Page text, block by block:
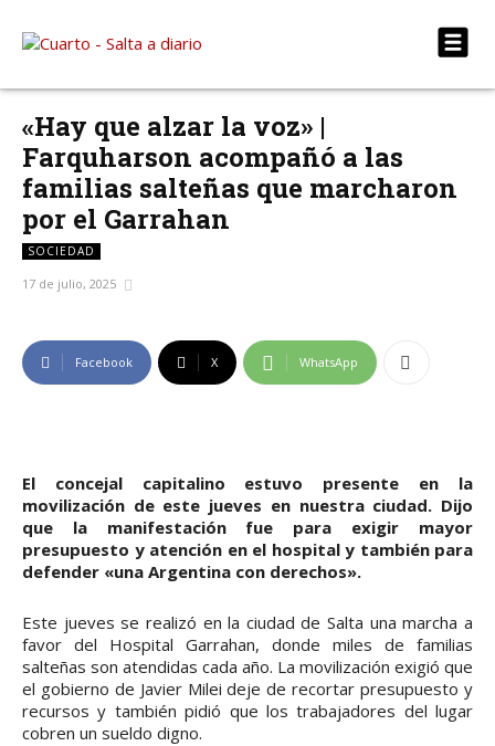
«Hay que alzar la voz» |
Farquharson acompañó a las
familias salteñas que marcharon
por el Garrahan
SOCIEDAD
17 de julio, 2025
Facebook X WhatsApp
El concejal capitalino estuvo presente en la
movilización de este jueves en nuestra ciudad. Dijo
que la manifestación fue para exigir mayor
presupuesto y atención en el hospital y también para
defender «una Argentina con derechos».
Este jueves se realizó en la ciudad de Salta una marcha a
favor del Hospital Garrahan, donde miles de familias
salteñas son atendidas cada año. La movilización exigió que
el gobierno de Javier Milei deje de recortar presupuesto y
recursos y también pidió que los trabajadores del lugar
cobren un sueldo digno.